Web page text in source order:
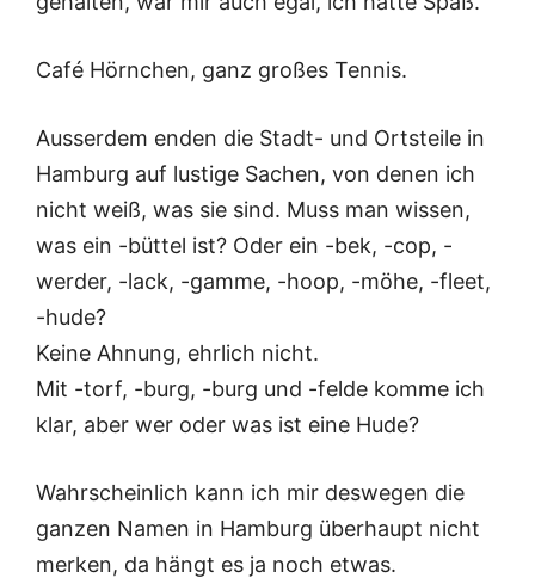
Café Hörnchen, ganz großes Tennis.
Ausserdem enden die Stadt- und Ortsteile in
Hamburg auf lustige Sachen, von denen ich
nicht weiß, was sie sind. Muss man wissen,
was ein -büttel ist? Oder ein -bek, -cop, -
werder, -lack, -gamme, -hoop, -möhe, -fleet,
-hude?
Keine Ahnung, ehrlich nicht.
Mit -torf, -burg, -burg und -felde komme ich
klar, aber wer oder was ist eine Hude?
Wahrscheinlich kann ich mir deswegen die
ganzen Namen in Hamburg überhaupt nicht
merken, da hängt es ja noch etwas.